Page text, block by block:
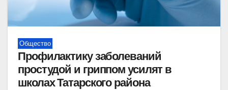
Общество
Профилактику заболеваний
простудой и гриппом усилят в
школах Татарского района